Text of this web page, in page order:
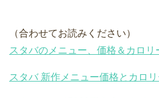
（合わせてお読みください）
スタバのメニュー、価格＆カロリ
スタバ 新作メニュー価格とカロリ